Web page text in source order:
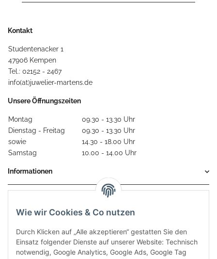
Wie wir Cookies & Co nutzen
Durch Klicken auf „Alle akzeptieren“ gestatten Sie den
Einsatz folgender Dienste auf unserer Website: Technisch
notwendig, Google Analytics, Google Ads, Google Tag
Kontakt
Studentenacker 1
47906 Kempen
Tel.: 02152 - 2467
info(at)juwelier-martens.de
Unsere Öffnungszeiten
Montag
09.30 - 13.30 Uhr
Dienstag - Freitag
09.30 - 13.30 Uhr
sowie
14.30 - 18.00 Uhr
Samstag
10.00 - 14.00 Uhr
Informationen